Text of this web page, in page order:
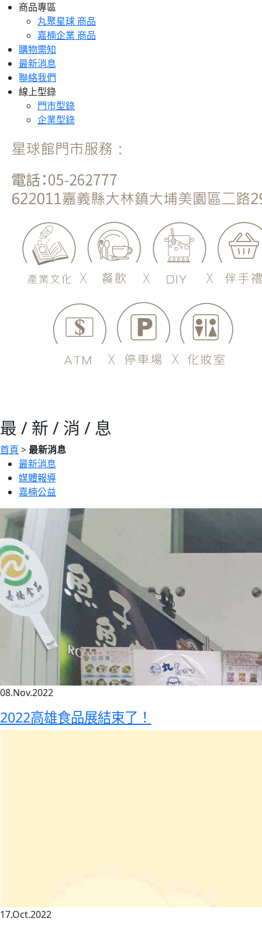
商品專區
丸聚星球 商品
嘉楠企業 商品
購物需知
最新消息
聯絡我們
線上型錄
門市型錄
企業型錄
最 / 新 / 消 / 息
首頁 >最新消息
最新消息
媒體報導
嘉楠公益
08.Nov.2022
2022高雄食品展結束了！
17.Oct.2022